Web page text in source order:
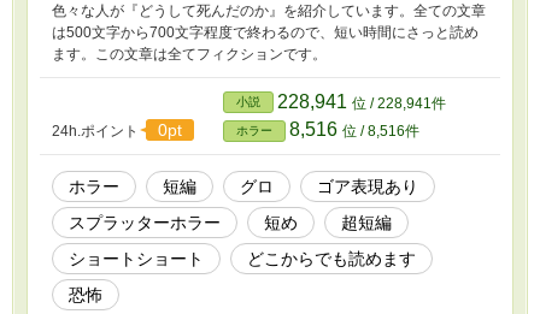
色々な人が『どうして死んだのか』を紹介しています。全ての文章
は500文字から700文字程度で終わるので、短い時間にさっと読め
ます。この文章は全てフィクションです。
24h.ポイント 0pt
小説 228,941 位 / 228,941件
ホラー 8,516 位 / 8,516件
ホラー 短編 グロ
ゴア表現あり
スプラッターホラー
短め
超短編
ショートショート
どこからでも読めます
恐怖